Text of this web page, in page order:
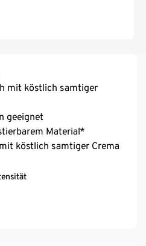
mit köstlich samtiger
geeignet
Material*
köstlich samtiger Crema